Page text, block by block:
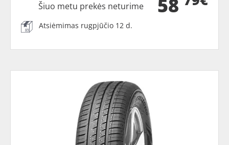
58
Šiuo metu prekės neturime
Atsiėmimas rugpjūčio 12 d.